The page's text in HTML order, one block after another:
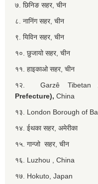
७. छिनिङ सहर, चीन
८. नानिंग सहर, चीन
९. यिविन सहर, चीन
१०. छुजायो सहर, चीन
११. हाइकाओ सहर, चीन
१२. Garzê Tibetan
Prefecture), China
१३. London Borough of
१४. ईथका सहर, अमेरीका
१५. गान्जो सहर, चीन
१६. Luzhou , China
१७. Hokuto, Japan